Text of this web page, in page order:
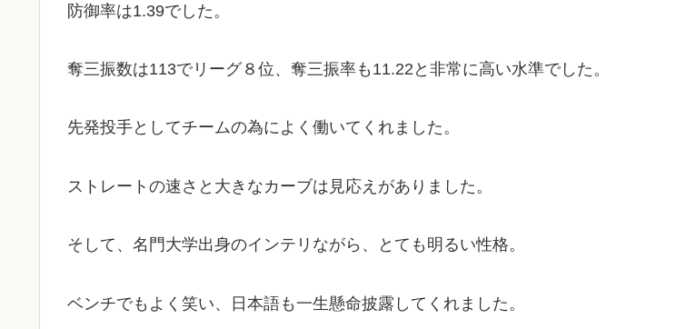
防御率は1.39でした。
奪三振数は113でリーグ８位、奪三振率も11.22と非常に高い水準でした。
先発投手としてチームの為によく働いてくれました。
ストレートの速さと大きなカーブは見応えがありました。
そして、名門大学出身のインテリながら、とても明るい性格。
ベンチでもよく笑い、日本語も一生懸命披露してくれました。